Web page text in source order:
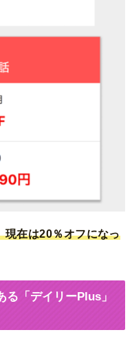
在は20％オフになっ
「デイリーPlus」